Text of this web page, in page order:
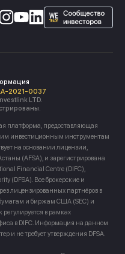
2021-0037
LTD.
платформа, предоставляющая
инвестиционным инструментам
на основании лицензии,
(AFSA), и зарегистрирована
Financial Centre (DIFC),
(DFSA). Все брокерские и
лицензированных партнёров в
и биржам США (SEC) и
в рамках
в DIFC. Информация на данном
и не требует утверждения DFSA.